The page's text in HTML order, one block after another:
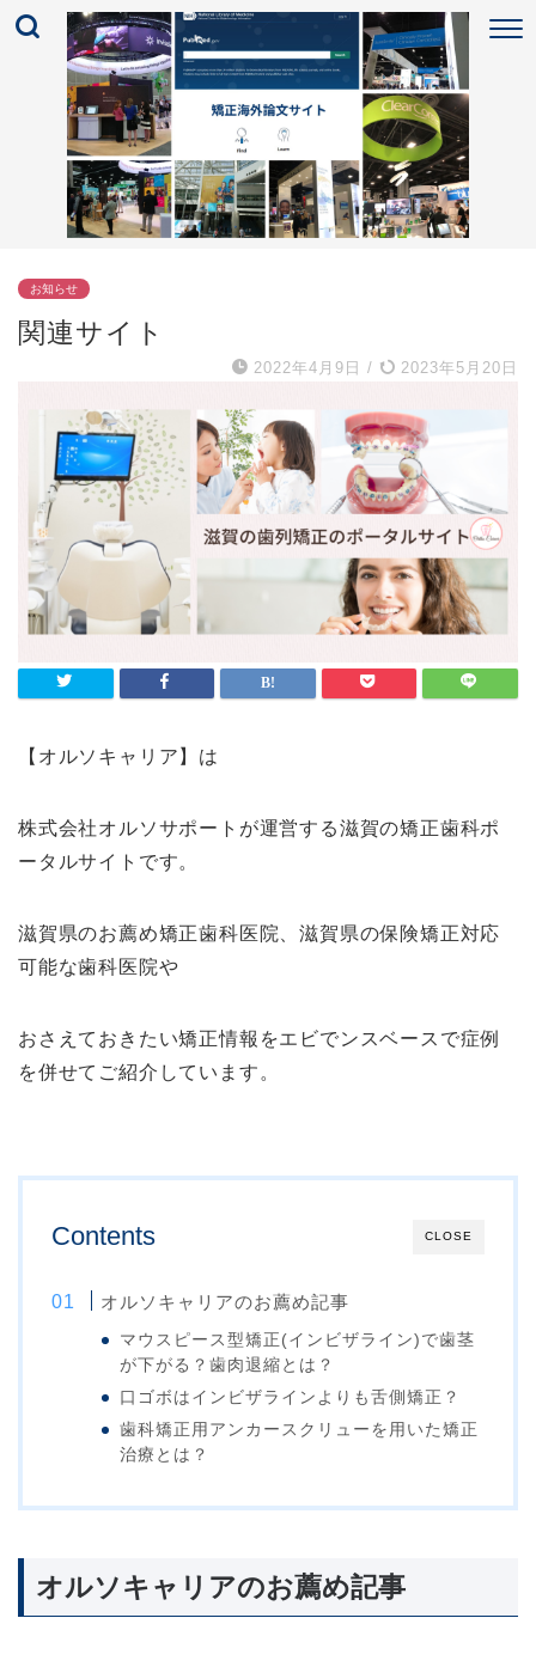
お知らせ
関連サイト
2022年4月9日 / 2023年5月20日
【オルソキャリア】は
株式会社オルソサポートが運営する滋賀の矯正歯科ポ
ータルサイトです。
滋賀県のお薦め矯正歯科医院、滋賀県の保険矯正対応
可能な歯科医院や
おさえておきたい矯正情報をエビでンスベースで症例
を併せてご紹介しています。
CLOSE
Contents
オルソキャリアのお薦め記事
マウスピース型矯正(インビザライン)で歯茎
が下がる？歯肉退縮とは？
口ゴボはインビザラインよりも舌側矯正？
歯科矯正用アンカースクリューを用いた矯正
治療とは？
オルソキャリアのお薦め記事